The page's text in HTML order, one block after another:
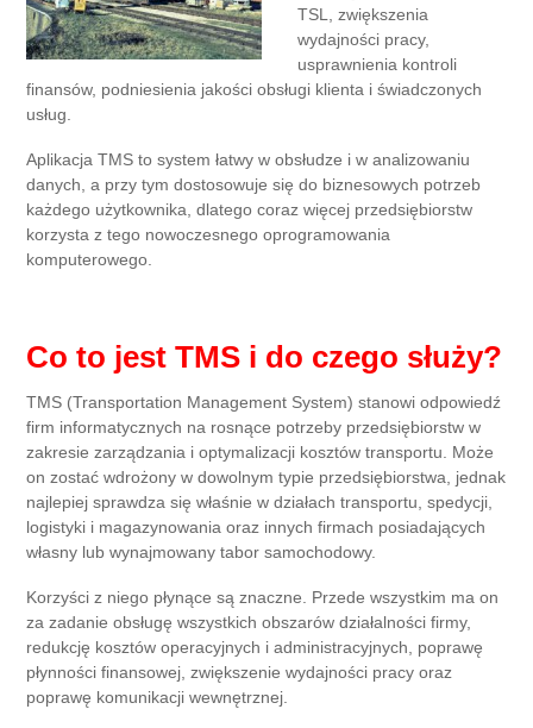
TSL, zwiększenia
wydajności pracy,
usprawnienia kontroli
finansów, podniesienia jakości obsługi klienta i świadczonych
usług.
Aplikacja TMS to system łatwy w obsłudze i w analizowaniu
danych, a przy tym dostosowuje się do biznesowych potrzeb
każdego użytkownika, dlatego coraz więcej przedsiębiorstw
korzysta z tego nowoczesnego oprogramowania
komputerowego.
Co to jest TMS i do czego służy?
TMS (Transportation Management System) stanowi odpowiedź
firm informatycznych na rosnące potrzeby przedsiębiorstw w
zakresie zarządzania i optymalizacji kosztów transportu. Może
on zostać wdrożony w dowolnym typie przedsiębiorstwa, jednak
najlepiej sprawdza się właśnie w działach transportu, spedycji,
logistyki i magazynowania oraz innych firmach posiadających
własny lub wynajmowany tabor samochodowy.
Korzyści z niego płynące są znaczne. Przede wszystkim ma on
za zadanie obsługę wszystkich obszarów działalności firmy,
redukcję kosztów operacyjnych i administracyjnych, poprawę
płynności finansowej, zwiększenie wydajności pracy oraz
poprawę komunikacji wewnętrznej.